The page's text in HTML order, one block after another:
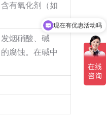
有氧化剂（如
烟硝酸、碱
腐蚀。在碱中
现在有优惠活动吗